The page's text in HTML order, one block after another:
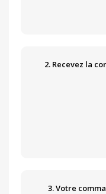
2. Recevez la
3. Votre